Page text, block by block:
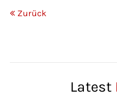
Zurück
Latest